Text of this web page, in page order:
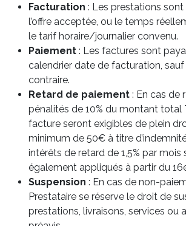
Facturation : Les prestations
l’offre acceptée, ou le temps
le tarif horaire/journalier convenu.
Paiement : Les factures sont
calendrier date de facturation,
contraire.
Retard de paiement : En cas de
pénalités de 10% du montant total
facture seront exigibles de plein
minimum de 50€ à titre
intérêts de retard de 1,5% par mois
également appliqués à partir du
Suspension : En cas de non-
Prestataire se réserve le droit de
prestations, livraisons, services ou